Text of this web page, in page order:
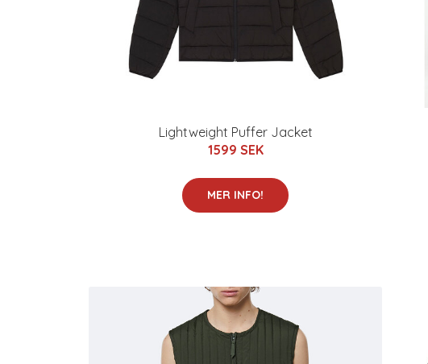
Lightweight Puffer Jacket
1599 SEK
MER INFO!